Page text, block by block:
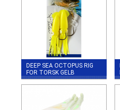
DEEP SEA OCTOPUS RIG
FOR TORSK GELB